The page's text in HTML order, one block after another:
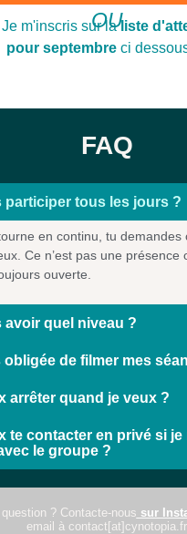
OU
Je m'inscris sur laliste
pour septembreci
FAQ
participer tous les jours ?
en continu, tu demandes
Ce n’est pas une présence
ouverte.
avoir quel niveau ?
obligée de filmer mes
arrêter quand je veux ?
te contacter en privé si je
le groupe ?
? Contacte-nous sur
email à contact[at]cynotopia.fr